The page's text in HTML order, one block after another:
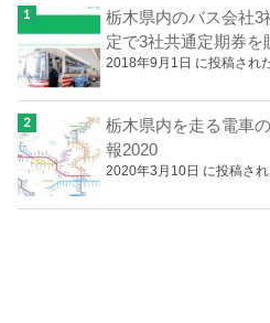
栃木県内のバス会社3
定で3社共通定期券を
2018年9月1日 に投稿され
栃木県内を走る電車
報2020
2020年3月10日 に投稿さ